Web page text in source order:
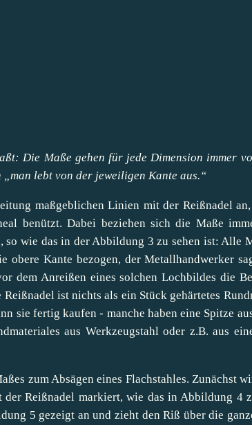
Die Maße gehen für jede Dimension immer
„man lebt von der jeweiligen Kante aus.“
maßgeblichen Linien mit der Reißnadel
benützt. Dabei beziehen sich die Maße
wie das in der Abbildung 3 zu sehen ist: Alle
Kante bezogen, der Metallhandwerker
dem Anreißen eines solchen Lochbildes die
ist nichts als ein Stück gehärtetes
sie fertig kaufen - manche haben eine Spitze
aus Werkzeugstahl oder z.B. aus
zum Absägen eines Flachstahles. Zunächst
der Reißnadel markiert, wie das in Abbildung 4
5 gezeigt an und zieht den Riß über die